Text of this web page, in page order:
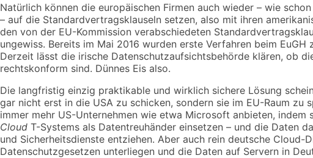
Natürlich können die europäischen Firmen auch wieder – wie
– auf die Standardvertragsklauseln setzen, also mit ihren
den von der EU-Kommission verabschiedeten
ungewiss. Bereits im Mai 2016 wurden erste Verfahren beim
Derzeit lässt die irische Datenschutzaufsichtsbehörde klären, ob
rechtskonform sind. Dünnes Eis also.
Die langfristig einzig praktikable und wirklich sichere Lösung
gar nicht erst in die USA zu schicken, sondern sie im EU-Raum zu
immer mehr US-Unternehmen wie etwa Microsoft anbieten,
Cloud T-Systems als Datentreuhänder einsetzen – und die Daten
und Sicherheitsdienste entziehen. Aber auch rein deutsche Cloud-
Datenschutzgesetzen unterliegen und die Daten auf Servern in